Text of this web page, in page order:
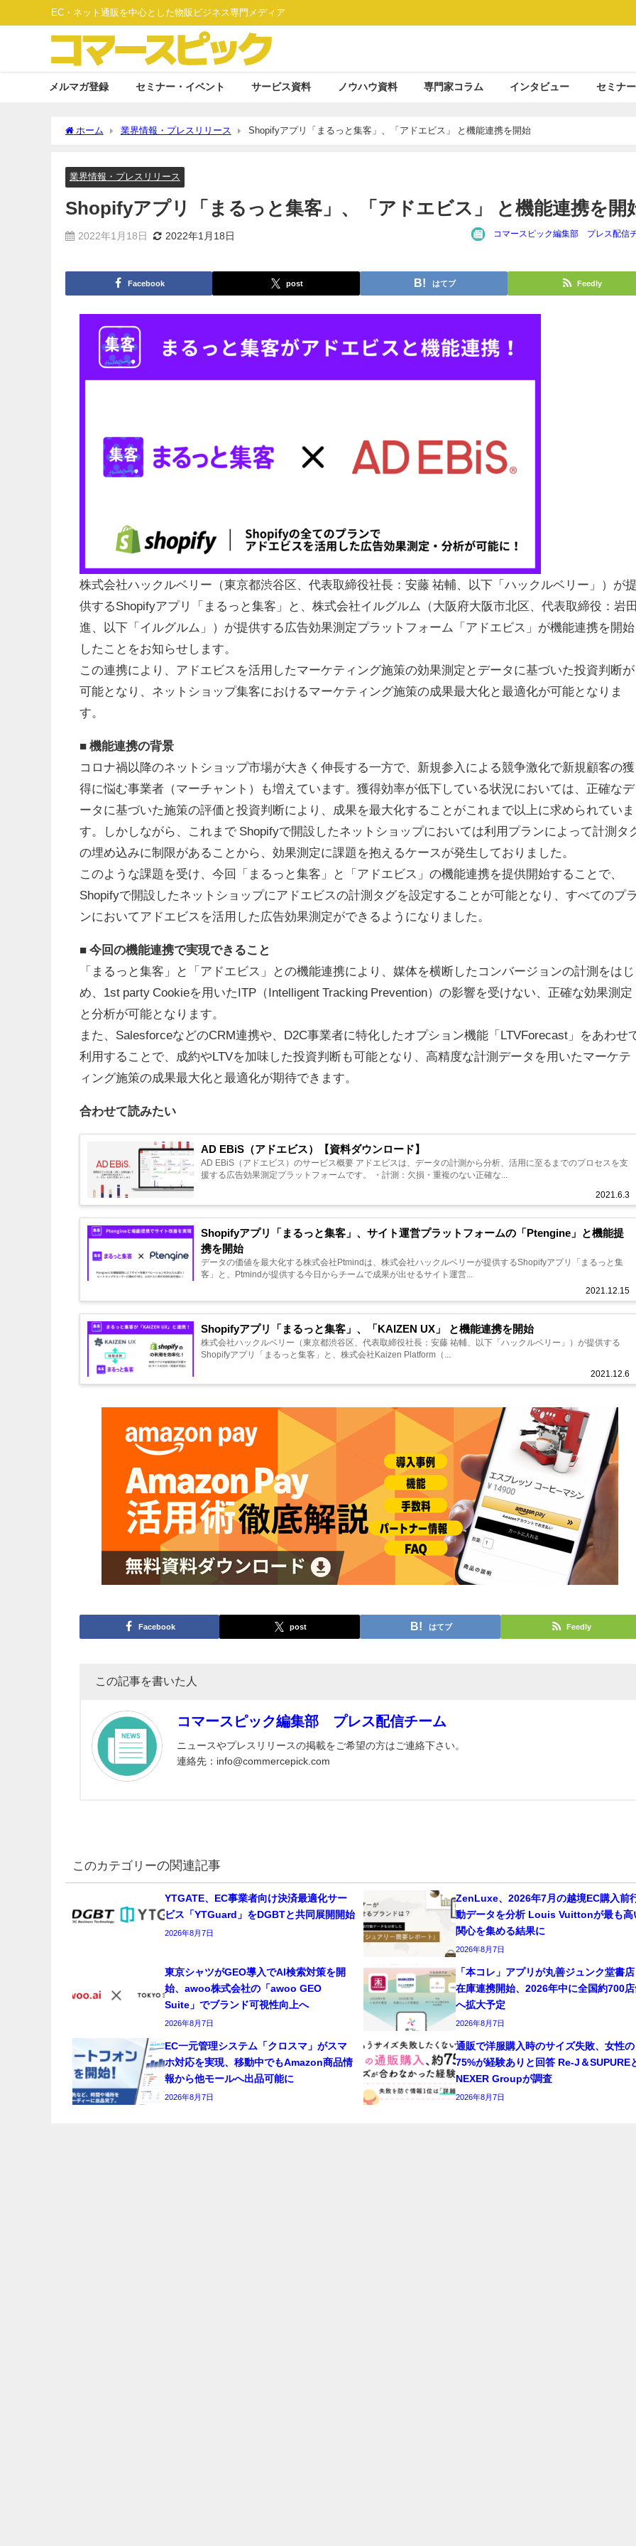
EC・ネット通販を中心とした物販ビジネス専門メディア
メルマガ登録 セミナー・イベント サービス資料 ノウハウ資料 専門家コラム インタビュー セミナ
ホーム 業界情報・プレスリリース Shopifyアプリ「まるっと集客」、「アドエビス」 と機能連携を開始
業界情報・プレスリリース
Shopifyアプリ「まるっと集客」、「アドエビス」 と機能連携を開
2022年1月18日 2022年1月18日 コマースピック編集部 プレス配信
Facebook post はてブ Feedly
株式会社ハックルベリー（東京都渋谷区、代表取締役社長：安藤 祐輔、以下「ハックルベリー」）が
供するShopifyアプリ「まるっと集客」と、株式会社イルグルム（大阪府大阪市北区、代表取締役：岩
進、以下「イルグルム」）が提供する広告効果測定プラットフォーム「アドエビス」が機能連携を開始
したことをお知らせします。
この連携により、アドエビスを活用したマーケティング施策の効果測定とデータに基づいた投資判断が
可能となり、ネットショップ集客におけるマーケティング施策の成果最大化と最適化が可能となりま
す。
■ 機能連携の背景
コロナ禍以降のネットショップ市場が大きく伸長する一方で、新規参入による競争激化で新規顧客の獲
得に悩む事業者（マーチャント）も増えています。獲得効率が低下している状況においては、正確なデ
ータに基づいた施策の評価と投資判断により、成果を最大化することがこれまで以上に求められていま
す。しかしながら、これまで Shopifyで開設したネットショップにおいては利用プランによって計測タ
の埋め込みに制限があることから、効果測定に課題を抱えるケースが発生しておりました。
このような課題を受け、今回「まるっと集客」と「アドエビス」の機能連携を提供開始することで、
Shopifyで開設したネットショップにアドエビスの計測タグを設定することが可能となり、すべてのプ
ンにおいてアドエビスを活用した広告効果測定ができるようになりました。
■ 今回の機能連携で実現できること
「まるっと集客」と「アドエビス」との機能連携により、媒体を横断したコンバージョンの計測をはじ
め、1st party Cookieを用いたITP（Intelligent Tracking Prevention）の影響を受けない、正確な効果測定
と分析が可能となります。
また、SalesforceなどのCRM連携や、D2C事業者に特化したオプション機能「LTVForecast」をあわせ
利用することで、成約やLTVを加味した投資判断も可能となり、高精度な計測データを用いたマーケテ
ィング施策の成果最大化と最適化が期待できます。
合わせて読みたい
AD EBiS（アドエビス）【資料ダウンロード】
2021.6.3
AD EBiS（アドエビス）のサービス概要 アドエビスは、データの計測から分析、活⽤に至るまでのプロセスを支
援する広告効果測定プラットフォームです。 ・計測：⽋損・重複のない正確な...
Shopifyアプリ「まるっと集客」、サイト運営プラットフォームの「Ptengine」と機能提
携を開始
2021.12.15
データの価値を最大化する株式会社Ptmindは、株式会社ハックルベリーが提供するShopifyアプリ「まるっと集
客」と、Ptmindが提供する今日からチームで成果が出せるサイト運営...
Shopifyアプリ「まるっと集客」、「KAIZEN UX」 と機能連携を開始
2021.12.6
株式会社ハックルベリー（東京都渋谷区、代表取締役社長：安藤 祐輔、以下「ハックルベリー」）が提供する
Shopifyアプリ「まるっと集客」と、株式会社Kaizen Platform（...
Facebook post はてブ Feedly
この記事を書いた人
コマースピック編集部 プレス配信チーム
ニュースやプレスリリースの掲載をご希望の方はご連絡下さい。
連絡先：info@commercepick.com
の関連記事
YTGATE、EC事業者向け決済最適化サー
ビス「YTGuard」をDGBTと共同展開開始
2026年8月7日
ZenLuxe、2026年7月の越境EC購入前
動データを分析 Louis Vuittonが最も高
関心を集める結果に
2026年8月7日
東京シャツがGEO導入でAI検索対策を開
始、awoo株式会社の「awoo GEO
Suite」でブランド可視性向上へ
2026年8月7日
「本コレ」アプリが丸善ジュンク堂書
在庫連携開始、2026年中に全国約700
へ拡大予定
2026年8月7日
EC一元管理システム「クロスマ」がスマ
ホ対応を実現、移動中でもAmazon商品情
報から他モールへ出品可能に
2026年8月7日
通販で洋服購入時のサイズ失敗、女性の
75%が経験ありと回答 Re-J＆SUPURE
NEXER Groupが調査
2026年8月7日